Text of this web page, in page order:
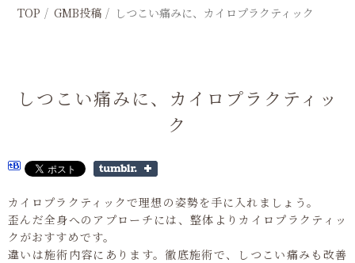
TOP GMB投稿 しつこい痛みに、カイロプラクティック
しつこい痛みに、カイロプラクティッ
ク
カイロプラクティックで理想の姿勢を手に入れましょう。
歪んだ全身へのアプローチには、整体よりカイロプラクティッ
クがおすすめです。
違いは施術内容にあります。徹底施術で、しつこい痛みも改善